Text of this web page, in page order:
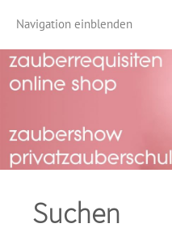
Navigation einblenden
Suchen